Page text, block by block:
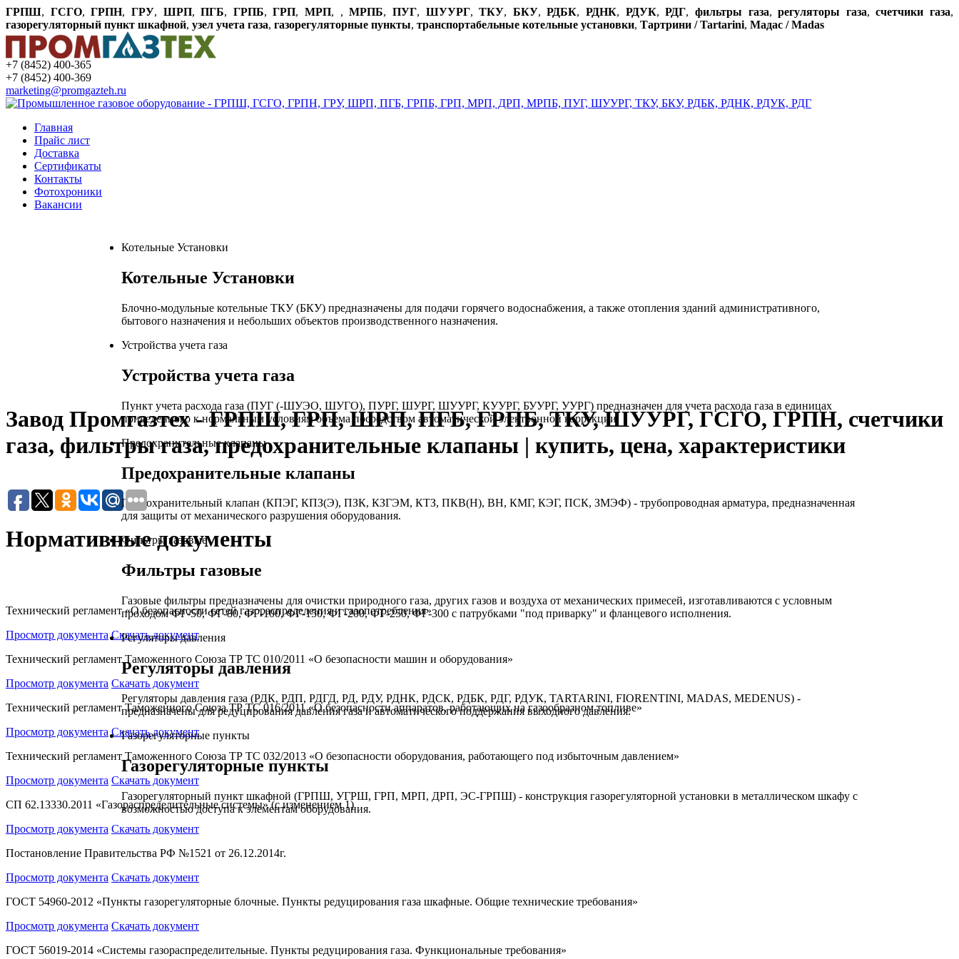
ГРПШ, ГСГО,ГРПН, ГРУ, ШРП,ПГБ, ГРПБ,ГРП, МРП, ,МРПБ, ПУГ, ШУУРГ,ТКУ, БКУ,РДБК, РДНК, РДУК,РДГ, фильтры газа,регуляторы газа,счетчики газа,
газорегуляторный пункт шкафной, узел учета газа, газорегуляторные пункты, транспортабельные котельные установки, Тартрини / Tartarini, Мадас / Madas
+7 (8452) 400-365
+7 (8452) 400-369
marketing@promgazteh.ru
Главная
Прайс лист
Доставка
Сертификаты
Контакты
Фотохроники
Вакансии
Котельные Установки
Котельные Установки
Блочно-модульные котельные ТКУ (БКУ) предназначены для подачи горячего водоснабжения, а также отопления зданий административного,
бытового назначения и небольших объектов производственного назначения.
Устройства учета газа
Устройства учета газа
Пункт учета расхода газа (ПУГ (-ШУЭО, ШУГО), ПУРГ, ШУРГ, ШУУРГ, КУУРГ, БУУРГ, УУРГ) предназначен для учета расхода газа в единицах
приведенного к нормальным условиям объема посредством автоматической электронной коррекции.
Предохранительные клапаны
Предохранительные клапаны
Предохранительный клапан (КПЭГ, КПЗ(Э), ПЗК, КЗГЭМ, КТЗ, ПКВ(Н), ВН, КМГ, КЭГ, ПСК, ЗМЭФ) - трубопроводная арматура, предназначенная
для защиты от механического разрушения оборудования.
Фильтры газовые
Фильтры газовые
Газовые фильтры предназначены для очистки природного газа, других газов и воздуха от механических примесей, изготавливаются с условным
проходом ФГ-50, ФГ-80, ФГ-100, ФГ-150, ФГ-200, ФГ-250, ФГ-300 с патрубками "под приварку" и фланцевого исполнения.
Регуляторы давления
Регуляторы давления
Регуляторы давления газа (РДК, РДП, РДГД, РД, РДУ, РДНК, РДСК, РДБК, РДГ, РДУК, TARTARINI, FIORENTINI, MADAS, MEDENUS) -
предназначены для редуцирования давления газа и автоматического поддержания выходного давления.
Газорегуляторные пункты
Газорегуляторные пункты
Газорегуляторный пункт шкафной (ГРПШ, УГРШ, ГРП, МРП, ДРП, ЭС-ГРПШ) - конструкция газорегуляторной установки в металлическом шкафу с
возможностью доступа к элементам оборудования.
Завод Промгазтех - ГРПШ, ГРП, ШРП, ПГБ, ГРПБ, ТКУ, ШУУРГ, ГСГО, ГРПН, счетчики
газа, фильтры газа, предохранительные клапаны | купить, цена, характеристики
Нормативные документы
Технический регламент «О безопасности сетей газораспределения и газопотребления»
Просмотр документа Скачать документ
Технический регламент Таможенного Союза ТР ТС 010/2011 «О безопасности машин и оборудования»
Просмотр документа Скачать документ
Технический регламент Таможенного Союза ТР ТС 016/2011 «О безопасности аппаратов, работающих на газообразном топливе»
Просмотр документа Скачать документ
Технический регламент Таможенного Союза ТР ТС 032/2013 «О безопасности оборудования, работающего под избыточным давлением»
Просмотр документа Скачать документ
СП 62.13330.2011 «Газораспределительные системы» (с изменением 1)
Просмотр документа Скачать документ
Постановление Правительства РФ №1521 от 26.12.2014г.
Просмотр документа Скачать документ
ГОСТ 54960-2012 «Пункты газорегуляторные блочные. Пункты редуцирования газа шкафные. Общие технические требования»
Просмотр документа Скачать документ
ГОСТ 56019-2014 «Системы газораспределительные. Пункты редуцирования газа. Функциональные требования»